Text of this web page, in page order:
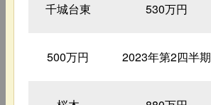
千城台東 530万円
500万円 2023年第2四半期